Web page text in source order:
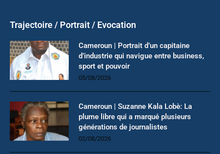
Trajectoire / Portrait / Evocation
Cameroun | Portrait d’un capitaine
d’industrie qui navigue entre business,
sport et pouvoir
05/08/2026
Cameroun | Suzanne Kala Lobè: La
plume libre qui a marqué plusieurs
générations de journalistes
02/08/2026